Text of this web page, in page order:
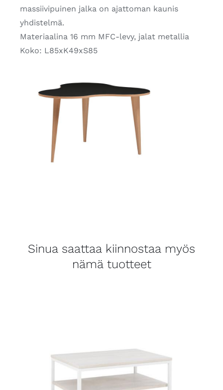
massiivipuinen jalka on ajattoman kaunis
yhdistelmä.
Materiaalina 16 mm MFC-levy, jalat metallia
Koko: L85xK49xS85
Sinua saattaa kiinnostaa myös
nämä tuotteet